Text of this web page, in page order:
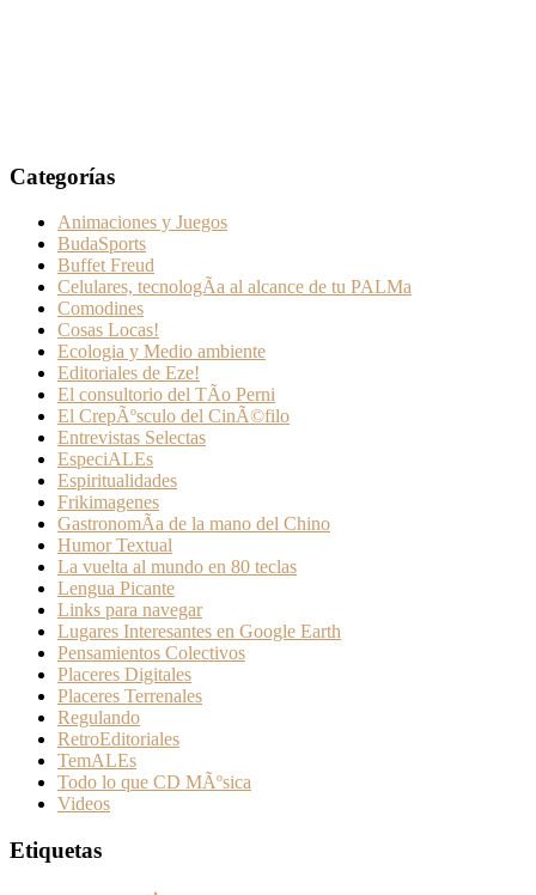
Categorías
Animaciones y Juegos
BudaSports
Buffet Freud
Celulares, tecnologÃ­a al alcance de tu PALMa
Comodines
Cosas Locas!
Ecologia y Medio ambiente
Editoriales de Eze!
El consultorio del TÃ­o Perni
El CrepÃºsculo del CinÃ©filo
Entrevistas Selectas
EspeciALEs
Espiritualidades
Frikimagenes
GastronomÃ­a de la mano del Chino
Humor Textual
La vuelta al mundo en 80 teclas
Lengua Picante
Links para navegar
Lugares Interesantes en Google Earth
Pensamientos Colectivos
Placeres Digitales
Placeres Terrenales
Regulando
RetroEditoriales
TemALEs
Todo lo que CD MÃºsica
Videos
Etiquetas